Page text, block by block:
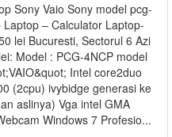
Sony Vaio Sony model pcg-
Laptop – Calculator Laptop-
lei Bucuresti, Sectorul 6 Azi
Model : PCG-4NCP model
Intel core2duo
(2cpu) ivybidge generasi ke
aslinya) Vga intel GMA
Windows 7 Profesio...